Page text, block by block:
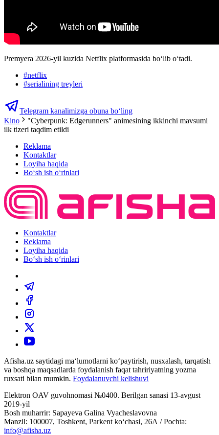
Premyera 2026-yil kuzida Netflix platformasida bo‘lib o‘tadi.
#netflix
#serialining treyleri
Telegram kanalimizga obuna bo‘ling
Kino
"Cyberpunk: Edgerunners" animesining ikkinchi mavsumi
ilk tizeri taqdim etildi
Reklama
Kontaktlar
Loyiha haqida
Bo‘sh ish o‘rinlari
Kontaktlar
Reklama
Loyiha haqida
Bo‘sh ish o‘rinlari
Afisha.uz saytidagi ma‘lumotlarni ko‘paytirish, nusxalash, tarqatish
va boshqa maqsadlarda foydalanish faqat tahririyatning yozma
ruxsati bilan mumkin. Foydalanuvchi kelishuvi
Elektron OAV guvohnomasi №0400. Berilgan sanasi 13-avgust
2019-yil
Bosh muharrir: Sapayeva Galina Vyacheslavovna
Manzil: 100007, Toshkent, Parkent ko‘chasi, 26А / Pochta:
info@afisha.uz